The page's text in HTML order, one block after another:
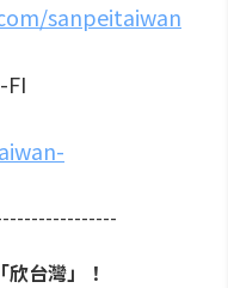
sanpeitaiwan
FI
台灣」！